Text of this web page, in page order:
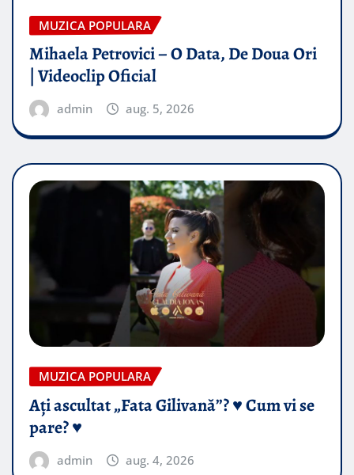
MUZICA POPULARA
Mihaela Petrovici – O Data, De Doua Ori
| Videoclip Oficial
admin aug. 5, 2026
MUZICA POPULARA
Ați ascultat „Fata Gilivană”? ♥️ Cum vi se
pare? ♥️
admin aug. 4, 2026